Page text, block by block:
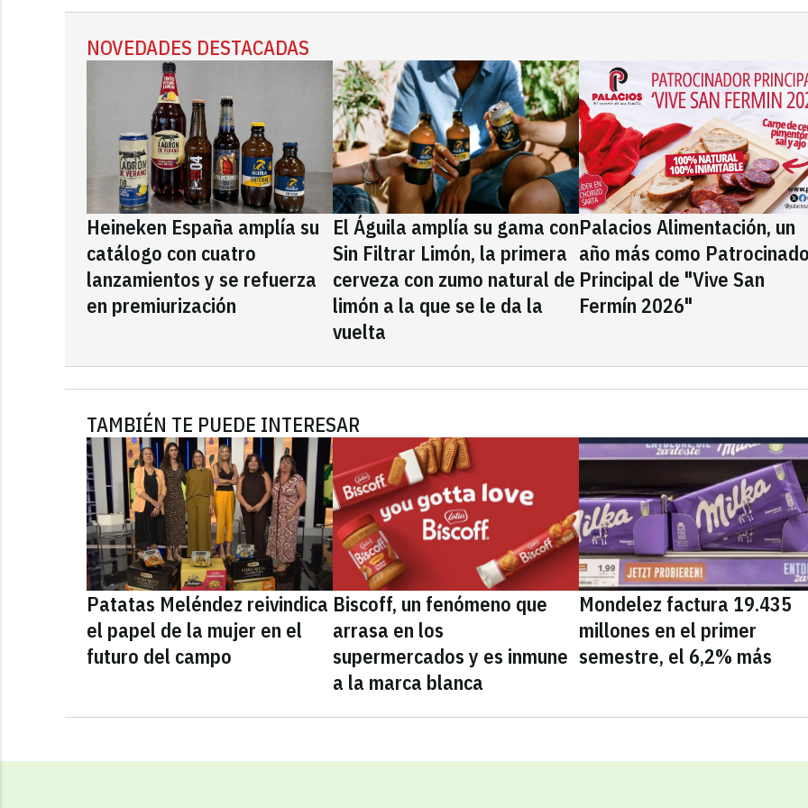
NOVEDADES DESTACADAS
Heineken España amplía su
catálogo con cuatro
lanzamientos y se refuerza
en premiurización
El Águila amplía su gama con
Sin Filtrar Limón, la primera
cerveza con zumo natural de
limón a la que se le da la
vuelta
Palacios Alimentación, un
año más como
Principal de "Vive San
Fermín 2026"
TAMBIÉN TE PUEDE INTERESAR
Patatas Meléndez reivindica
el papel de la mujer en el
futuro del campo
Biscoff, un fenómeno que
arrasa en los
supermercados y es inmune
a la marca blanca
Mondelez factura 19.435
millones en el primer
semestre, el 6,2% más